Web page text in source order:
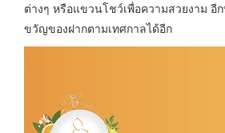
ต่างๆ หรือแขวนโชว์เพื่อความสวยงาม อี
ขวัญของฝากตามเทศกาลได้อีก